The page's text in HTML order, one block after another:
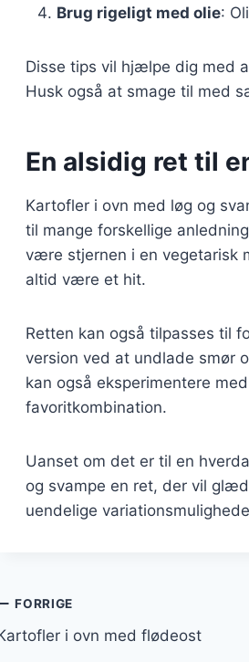
Brug rigeligt med olie:
Disse tips vil hjælpe dig med
Husk også at smage til med
En alsidig ret til
Kartofler i ovn med løg og
til mange forskellige
være stjernen i en vegetarisk
altid være et hit.
Retten kan også tilpasses til
version ved at undlade smør
kan også eksperimentere
favoritkombination.
Uanset om det er til en
og svampe en ret, der vil
uendelige
FORRIGE
i ovn med flødeost